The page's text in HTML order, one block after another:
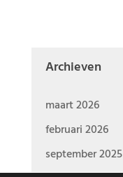
Archieven
maart 2026
februari 2026
september 2025